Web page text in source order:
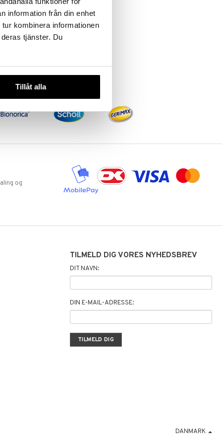
information från din enhet
kombinera informationen
tjänster. Du
Tillåt alla
og
TILMELD DIG VORES NYHEDSBREV
DIT NAVN:
DIN E-MAIL-ADRESSE:
DANMARK